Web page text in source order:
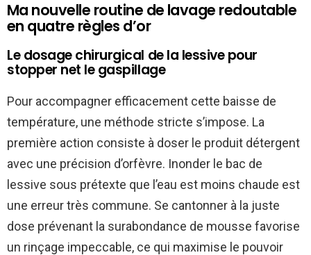
Ma nouvelle routine de lavage redoutable
en quatre règles d’or
Le dosage chirurgical de la lessive pour
stopper net le gaspillage
Pour accompagner efficacement cette baisse de
température, une méthode stricte s’impose. La
première action consiste à doser le produit détergent
avec une précision d’orfèvre. Inonder le bac de
lessive sous prétexte que l’eau est moins chaude est
une erreur très commune. Se cantonner à la juste
dose prévenant la surabondance de mousse favorise
un rinçage impeccable, ce qui maximise le pouvoir